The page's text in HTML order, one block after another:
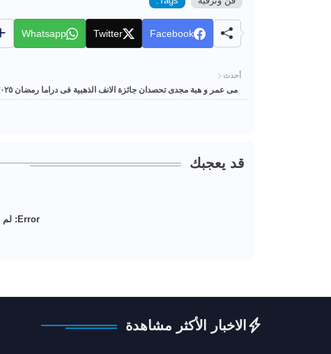
Facebook
Twitter
Whatsapp
أحدث
مى عمر و هبة مجدى تحصدان جائزة الانف الذهبية فى دراما رمضان ٢٠٢٥
قد يعجبك
Error: لم
الاخبار الأكثر مشاهدة